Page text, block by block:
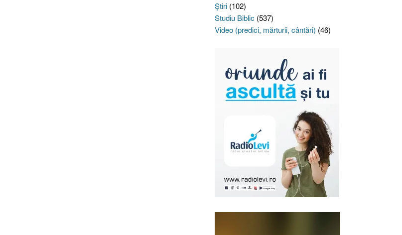
Ştiri(102)
Studiu Biblic (537)
Video (predici, mărturii, cântări) (46)